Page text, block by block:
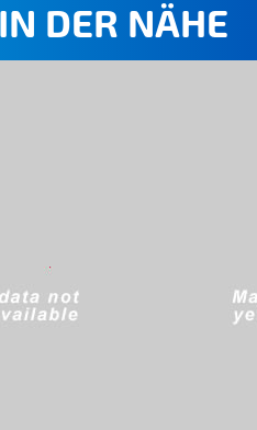
DER NÄHE